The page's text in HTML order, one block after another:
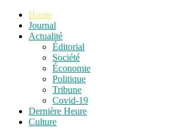
Home
Journal
Actualité
Éditorial
Société
Économie
Politique
Tribune
Covid-19
Dernière Heure
Culture